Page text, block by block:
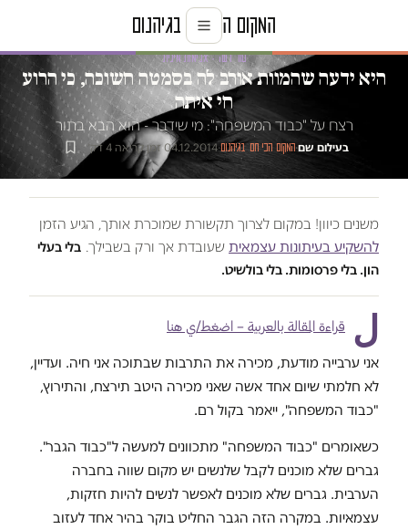
טור דעה · אלימות מינית
היא ידעה שהמוות אורב לה בסמטה חשוכה, כי הרוע
חי איתה
רצח על "כבוד המשפחה": מי שידבר - הוא הבא בתור
בעילום שם·המקום הכי חם בגיהנום·
04.12.2014
·זמן קריאה 4 דק׳
משנים כיוון! במקום לצרוך תקשורת שמוכרת אותך, הגיע הזמן
להשקיע בעיתונות עצמאית שעובדת אך ורק בשבילך. בלי בעלי
הון. בלי פרסומות. בלי בולשיט.
ل قراءة المقالة بالعربية – اضغط/ي هنا
אני ערבייה מודעת, מכירה את התרבות שבתוכה אני חיה. ועדיין,
לא חלמתי שיום אחד אשה שאני מכירה היטב תירצח, והתירוץ,
"כבוד המשפחה", ייאמר בקול רם.
כשאומרים "כבוד המשפחה" מתכוונים למעשה ל"כבוד הגבר".
גברים שלא מוכנים לקבל שלנשים יש מקום שווה בחברה
הערבית. גברים שלא מוכנים לאפשר לנשים להיות חזקות,
עצמאיות. במקרה הזה הגבר החליט בוקר בהיר אחד לעזוב